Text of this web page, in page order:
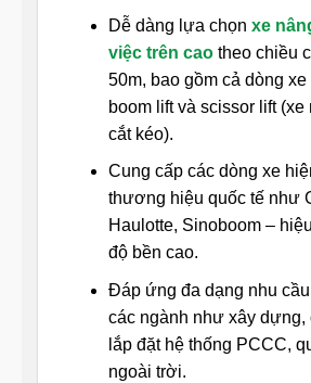
Dễ dàng lựa chọn xe
việc trên caotheo chiều
50m, bao gồm cả dòng
boom lift và scissor lift
cắt kéo).
Cung cấp các dòng xe
thương hiệu quốc tế như
Haulotte, Sinoboom –
độ bền cao.
Đáp ứng đa dạng nhu
các ngành như xây dựng,
lắp đặt hệ thống PCCC,
ngoài trời.